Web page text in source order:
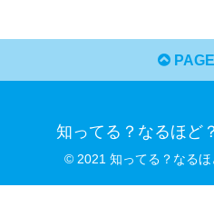
知ってる？なるほど
© 2021 知ってる？なるほ